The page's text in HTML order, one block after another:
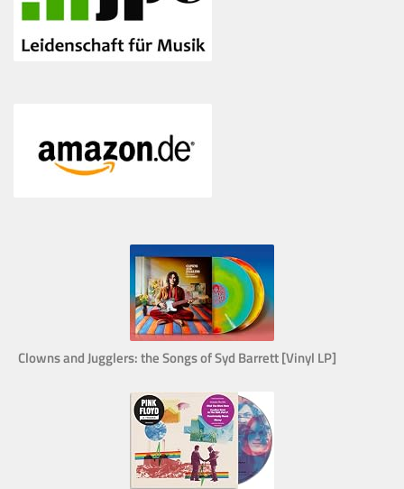
Clowns and Jugglers: the Songs of Syd Barrett [Vinyl LP]